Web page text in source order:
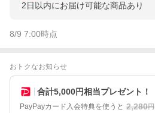
2日以内にお届け可能な商品あり
8/9 7:00時点
おトクなお知らせ
合計5,000円相当プレゼント！
PayPayカード入会特典を使うと 2,280円